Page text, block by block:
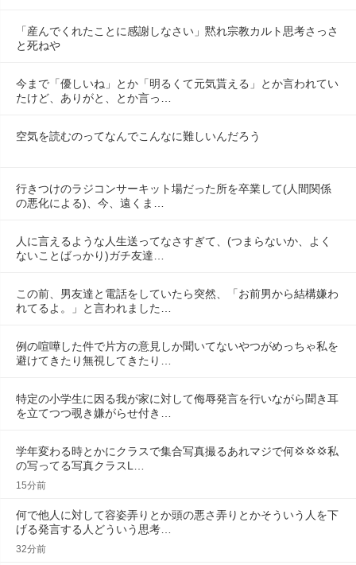
「産んでくれたことに感謝しなさい」黙れ宗教カルト思考さっさ
と死ねや
今まで「優しいね」とか「明るくて元気貰える」とか言われてい
たけど、ありがと、とか言っ…
空気を読むのってなんでこんなに難しいんだろう
行きつけのラジコンサーキット場だった所を卒業して(人間関係
の悪化による)、今、遠くま…
人に言えるような人生送ってなさすぎて、(つまらないか、よく
ないことばっかり)ガチ友達…
この前、男友達と電話をしていたら突然、「お前男から結構嫌わ
れてるよ。」と言われました…
例の喧嘩した件で片方の意見しか聞いてないやつがめっちゃ私を
避けてきたり無視してきたり…
特定の小学生に因る我が家に対して侮辱発言を行いながら聞き耳
を立てつつ覗き嫌がらせ付き…
学年変わる時とかにクラスで集合写真撮るあれマジで何💢💢‪💢‪私
の写ってる写真クラスL…
15分前
何で他人に対して容姿弄りとか頭の悪さ弄りとかそういう人を下
げる発言する人どういう思考…
32分前